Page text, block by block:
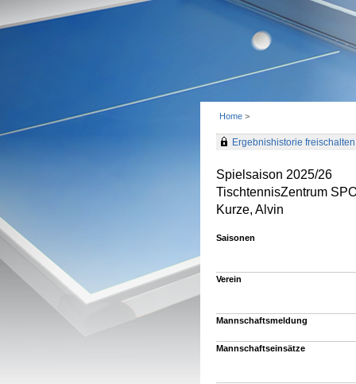
Home >
Ergebnishistorie freischalten
Spielsaison 2025/26
TischtennisZentrum
Kurze, Alvin
Saisonen
Verein
Mannschaftsmeldung
Mannschaftseinsätze